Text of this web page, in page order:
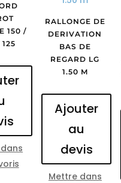
150 /
RALLONGE DE
DERIVATION
BAS DE
REGARD LG
1.50 M
Ajouter
au
devis
Mettre dans